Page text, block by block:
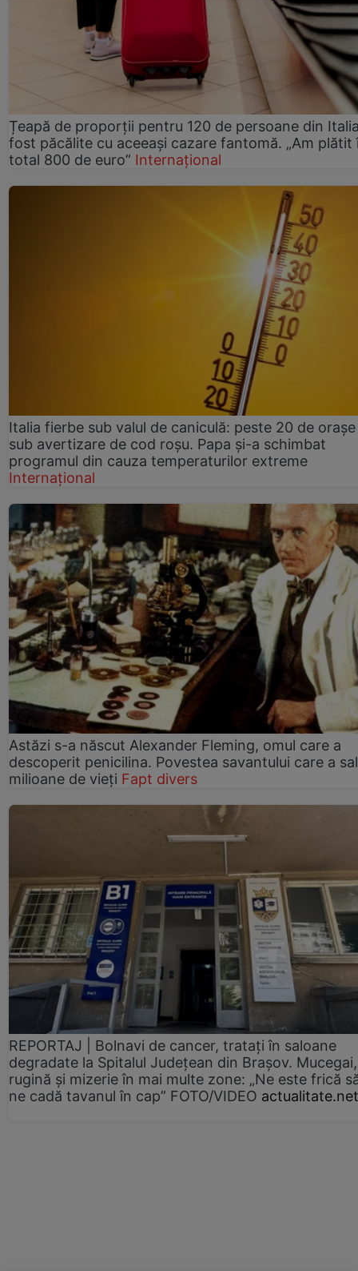
Țeapă de proporții pentru 120 de persoane din
fost păcălite cu aceeași cazare fantomă. „Am plătit
total 800 de euro” Internațional
Italia fierbe sub valul de caniculă: peste 20 de
sub avertizare de cod roșu. Papa și-a schimbat
programul din cauza temperaturilor extreme
Internațional
Astăzi s-a născut Alexander Fleming, omul care a
descoperit penicilina. Povestea savantului care a
milioane de vieți Fapt divers
REPORTAJ | Bolnavi de cancer, tratați în saloane
degradate la Spitalul Județean din Brașov. Mucegai,
rugină și mizerie în mai multe zone: „Ne este frică
ne cadă tavanul în cap” FOTO/VIDEO actualitate.net